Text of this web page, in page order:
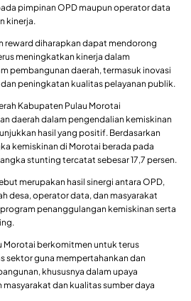
pimpinan OPD maupun operator data
kinerja.
reward diharapkan dapat mendorong
meningkatkan kinerja dalam
pembangunan daerah, termasuk inovasi
peningkatan kualitas pelayanan publik.
Kabupaten Pulau Morotai
daerah dalam pengendalian kemiskinan
hasil yang positif. Berdasarkan
kemiskinan di Morotai berada pada
stunting tercatat sebesar 17,7 persen.
merupakan hasil sinergi antara OPD,
desa, operator data, dan masyarakat
penanggulangan kemiskinan serta
Morotai berkomitmen untuk terus
sektor guna mempertahankan dan
khususnya dalam upaya
dan kualitas sumber daya